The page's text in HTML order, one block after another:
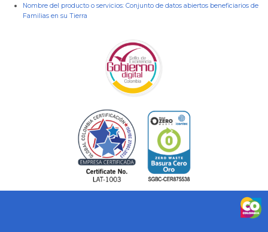
Nombre del producto o servicios: Conjunto de datos abiertos beneficiarios de
Familias en su Tierra